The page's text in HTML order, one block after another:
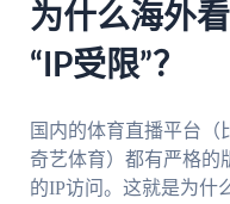
为什么海外
“IP受限”？
国内的体育直播平台（
奇艺体育）都有严格的
的IP访问。这就是为什